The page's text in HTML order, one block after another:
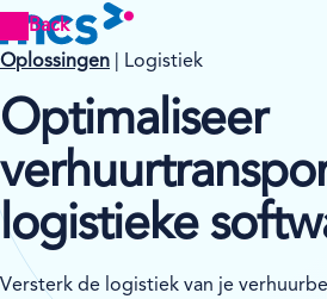
Back
Oplossingen | Logistiek
Optimaliseer
logistieke
Versterk de logistiek van je